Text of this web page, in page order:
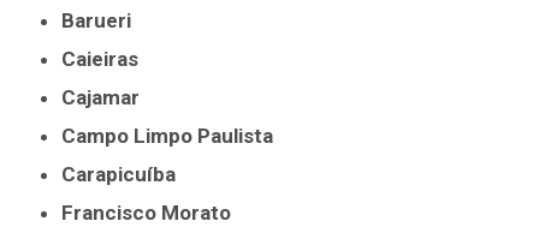
Barueri
Caieiras
Cajamar
Campo Limpo Paulista
Carapicuíba
Francisco Morato